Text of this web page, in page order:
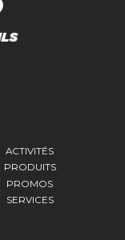
ACTIVITÉS
PRODUITS
PROMOS
SERVICES